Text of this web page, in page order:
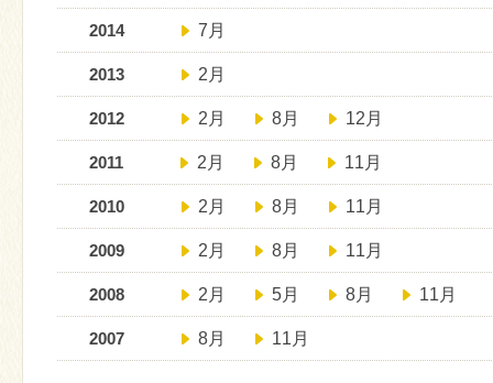
2014 7月
2013 2月
2012 2月 8月 12月
2011 2月 8月 11月
2010 2月 8月 11月
2009 2月 8月 11月
2008 2月 5月 8月 11月
2007 8月 11月